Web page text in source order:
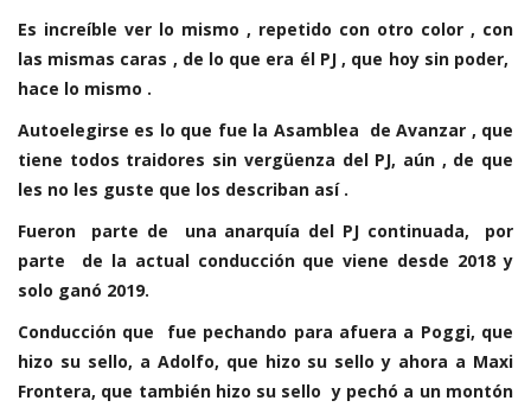
Es increíble ver lo mismo , repetido con otro color , con
las mismas caras , de lo que era él PJ , que hoy sin poder,
hace lo mismo .
Autoelegirse es lo que fue la Asamblea de Avanzar , que
tiene todos traidores sin vergüenza del PJ, aún , de que
les no les guste que los describan así .
Fueron parte de una anarquía del PJ continuada, por
parte de la actual conducción que viene desde 2018 y
solo ganó 2019.
Conducción que fue pechando para afuera a Poggi, que
hizo su sello, a Adolfo, que hizo su sello y ahora a Maxi
Frontera, que también hizo su sello y pechó a un montón